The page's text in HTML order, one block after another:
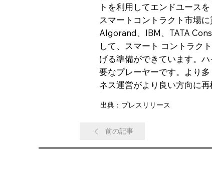
トを利用してエンドユース
スマートコントラクト市場
Algorand、IBM、TATA
して、スマート コントラク
げる準備ができています。
要なプレーヤーです。より
ネス運営がより良い方向に再
出典：プレスリリース
前の記事